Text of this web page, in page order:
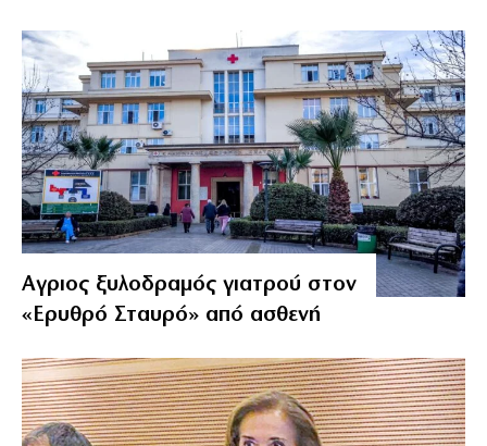
Αγριος ξυλοδραμός γιατρού στον
«Ερυθρό Σταυρό» από ασθενή